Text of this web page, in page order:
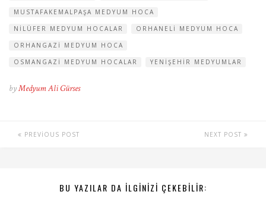
MUSTAFAKEMALPAŞA MEDYUM HOCA
NILÜFER MEDYUM HOCALAR
ORHANELI MEDYUM HOCA
ORHANGAZI MEDYUM HOCA
OSMANGAZI MEDYUM HOCALAR
YENIŞEHIR MEDYUMLAR
byMedyum Ali Gürses
PREVIOUS POST NEXT POST
BU YAZILAR DA ILGINIZI ÇEKEBILIR: